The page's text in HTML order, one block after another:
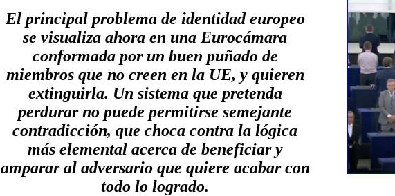
El principal problema de identidad europeo
se visualiza ahora en una Eurocámara
conformada por un buen puñado de
miembros que no creen en la UE, y quieren
extinguirla. Un sistema que pretenda
perdurar no puede permitirse semejante
contradicción, que choca contra la lógica
más elemental acerca de beneficiar y
amparar al adversario que quiere acabar con
todo lo logrado.